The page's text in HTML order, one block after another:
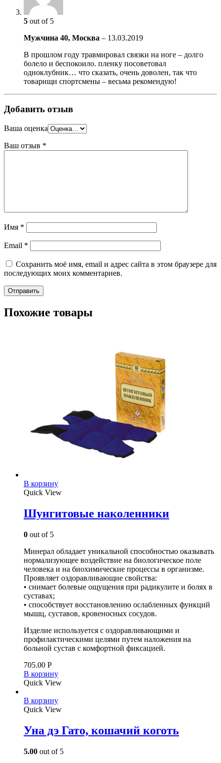
5 out of 5
Мужчина 40, Москва – 13.03.2019
В прошлом году травмировал связки на ноге – долго
болело и беспокоило. пленку посоветовал
одноклубник… что сказать, очень доволен, так что
товарищи спортсмены – весьма рекомендую!
Добавить отзыв
Ваша оценка
Ваш отзыв *
Имя *
Email *
Сохранить моё имя, email и адрес сайта в этом браузере для
последующих моих комментариев.
Похожие товары
В корзину
Quick View
Шунгитовые наколенники
0 out of 5
Минерал обладает уникальной способностью оказывать
нормализующее воздействие на биологическое поле
человека и на биохимические процессы в организме.
Проявляет оздоравливающие свойства:
• снимает болевые ощущения при радикулите и болях в
суставах;
• способствует восстановлению ослабленных функций
мышц, суставов, кровеносных сосудов.
Изделие используется с оздоравливающими и
профилактическими целями путем наложения на
больной сустав с комфортной фиксацией.
705.00 Р
В корзину
Quick View
В корзину
Quick View
Уна дэ Гато, кошачий коготь
5.00 out of 5